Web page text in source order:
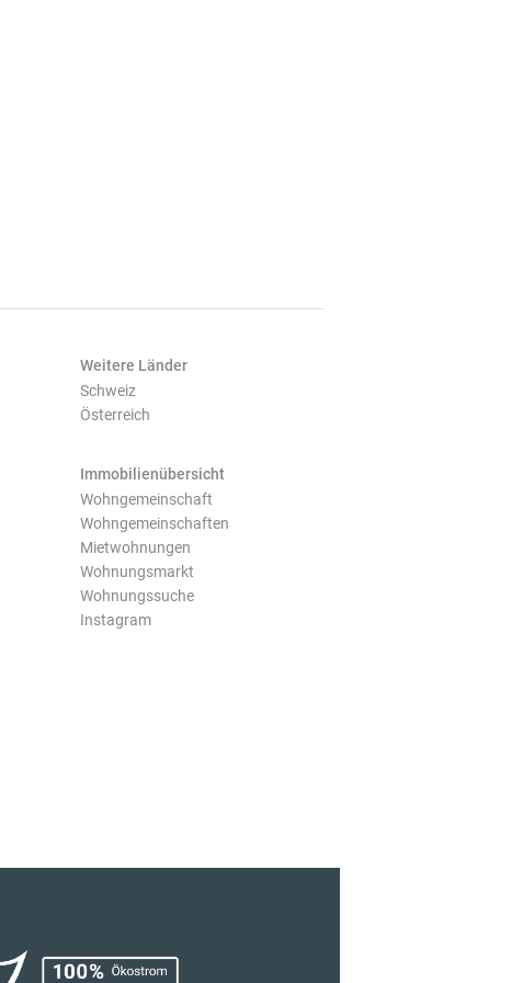
Weitere Länder
Schweiz
Österreich
Immobilienübersicht
Wohngemeinschaft
Wohngemeinschaften
Mietwohnungen
Wohnungsmarkt
Wohnungssuche
Instagram